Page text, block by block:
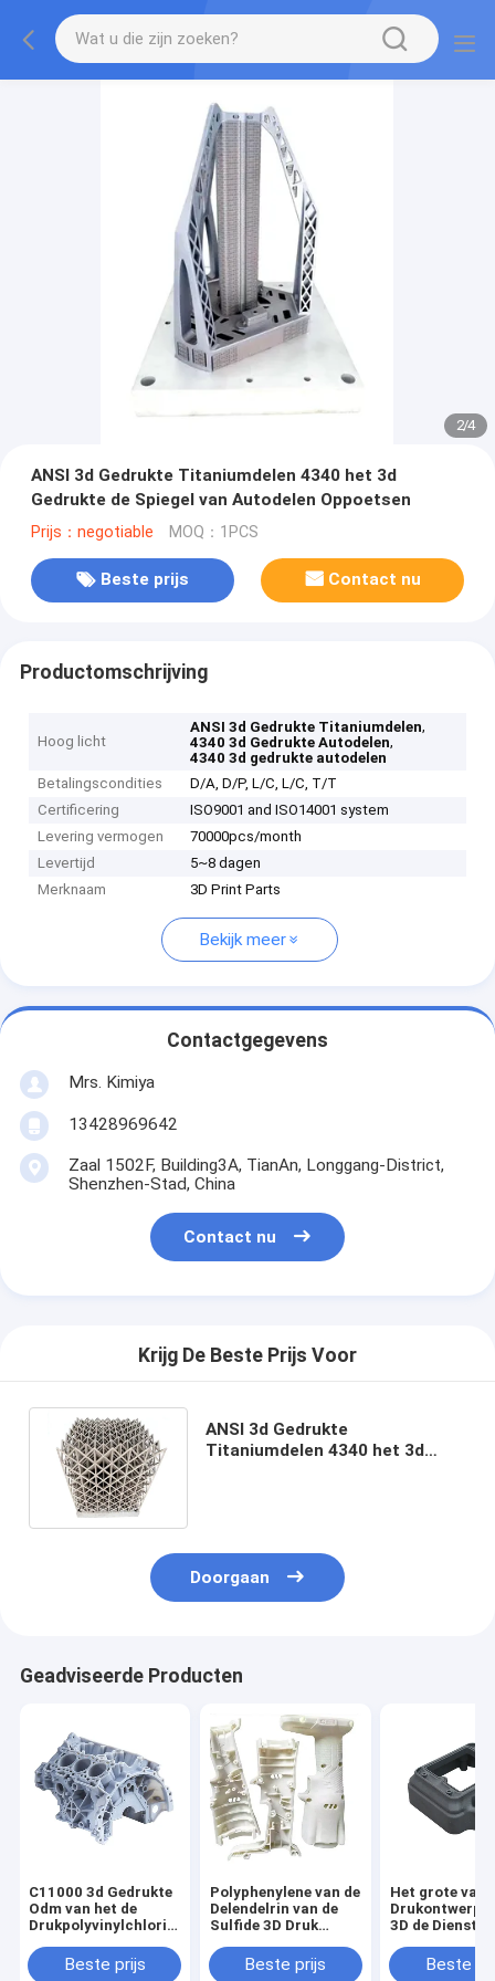
2/4
ANSI 3d Gedrukte Titaniumdelen 4340 het 3d
Gedrukte de Spiegel van Autodelen Oppoetsen
Prijs：negotiable MOQ：1PCS
Beste prijs Contact nu
Productomschrijving
Hoog licht
ANSI 3d Gedrukte Titaniumdelen,
4340 3d Gedrukte Autodelen,
4340 3d gedrukte autodelen
Betalingscondities
D/A, D/P, L/C, L/C, T/T
Certificering
ISO9001 and ISO14001 system
Levering vermogen
70000pcs/month
Levertijd
5~8 dagen
Merknaam
3D Print Parts
Bekijk meer
Contactgegevens
Mrs. Kimiya
13428969642
Zaal 1502F, Building3A, TianAn, Longgang-District,
Shenzhen-Stad, China
Contact nu
Krijg De Beste Prijs Voor
ANSI 3d Gedrukte
Titaniumdelen 4340 het 3d
Doorgaan
Geadviseerde Producten
C11000 3d Gedrukte
Odm van het de
Drukpolyvinylchloride
Tand 3dBeste prijs
Polyphenylene van de
Delendelrin van de
Sulfide 3D Druk
DelenBeste prijs
Het grote van
Drukontwerp
3D de
Metalensls 3D
vaste vorm
Beste